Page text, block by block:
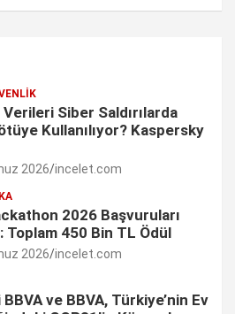
t
e
b
h
a
Verileri Siber Saldırılarda
Kullanılıyor? Kaspersky
2026 incelet.com
2026 Başvuruları
Toplam 450 Bin TL Ödül
2026 incelet.com
ve BBVA, Türkiye’nin Ev